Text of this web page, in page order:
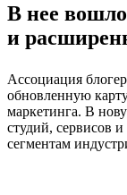
В нее
и
Ассоциация
обновленную
маркетинга. В
студий, сервисов
сегментам